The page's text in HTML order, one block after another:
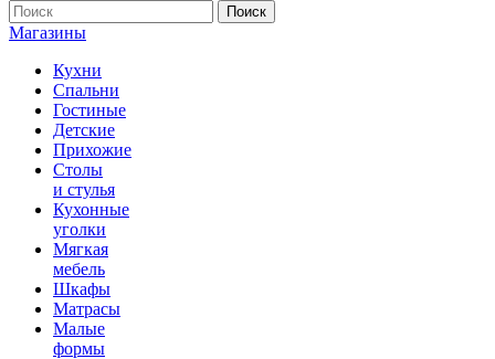
Поиск
Магазины
Кухни
Спальни
Гостиные
Детские
Прихожие
Столы
и стулья
Кухонные
уголки
Мягкая
мебель
Шкафы
Матрасы
Малые
формы